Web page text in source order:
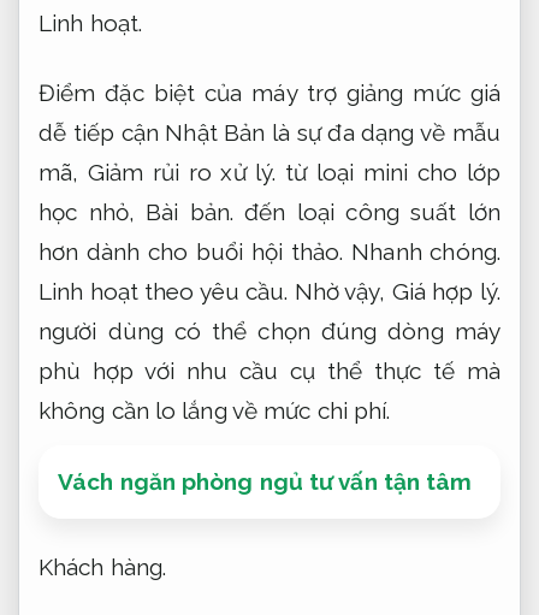
Linh hoạt.
Điểm đặc biệt của máy trợ giảng mức giá
dễ tiếp cận Nhật Bản là sự đa dạng về mẫu
mã, Giảm rủi ro xử lý. từ loại mini cho lớp
học nhỏ, Bài bản. đến loại công suất lớn
hơn dành cho buổi hội thảo. Nhanh chóng.
Linh hoạt theo yêu cầu. Nhờ vậy, Giá hợp lý.
người dùng có thể chọn đúng dòng máy
phù hợp với nhu cầu cụ thể thực tế mà
không cần lo lắng về mức chi phí.
Vách ngăn phòng ngủ tư vấn tận tâm
Khách hàng.